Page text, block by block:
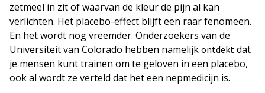
zetmeel in zit of waarvan de kleur de pijn al kan
verlichten. Het placebo-effect blijft een raar fenomeen.
En het wordt nog vreemder. Onderzoekers van de
Universiteit van Colorado hebben namelijk ontdekt dat
je mensen kunt trainen om te geloven in een placebo,
ook al wordt ze verteld dat het een nepmedicijn is.